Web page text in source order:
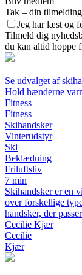
Tak – din
Jeg har læst og
Tilmeld dig
du kan altid hoppe
Se udvalget af
Hold hænderne
Fitness
Fitness
Skihandsker
Vinterudstyr
Ski
Beklædning
Friluftsliv
7 min
Skihandsker er en
over forskellige
handsker, der
Cecilie Kjær
Cecilie
Kjær